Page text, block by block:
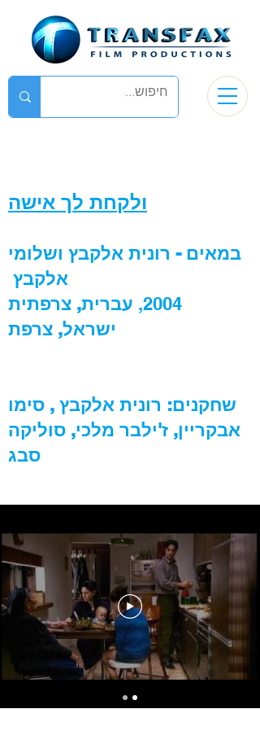
ולקחת לך אישה
במאים - רונית אלקבץ ושלומי
אלקבץ
2004, עברית, צרפתית
ישראל, צרפת
שחקנים: רונית אלקבץ , סימו
אבקריין, ז'ילבר מלכי, סוליקה
סבג